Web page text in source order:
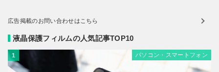
広告掲載のお問い合わせはこちら
液晶保護フィルムの人気記事TOP10
1 パソコン・スマートフォン